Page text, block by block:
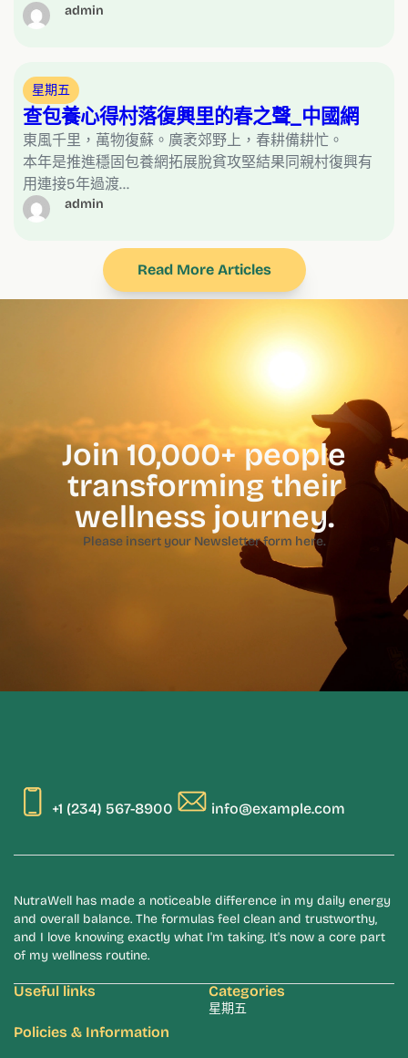
admin
星期五
查包養心得村落復興里的春之聲_中國網
東風千里，萬物復蘇。廣袤郊野上，春耕備耕忙。
本年是推進穩固包養網拓展脫貧攻堅結果同親村復興有
用連接5年過渡…
admin
Read More Articles
Join 10,000+ people
transforming their
wellness journey.
Please insert your Newsletter form here.
+1 (234) 567-8900 info@example.com
NutraWell has made a noticeable difference in my daily energy
and overall balance. The formulas feel clean and trustworthy,
and I love knowing exactly what I'm taking. It's now a core part
of my wellness routine.
Useful links Categories
星期五
Policies & Information